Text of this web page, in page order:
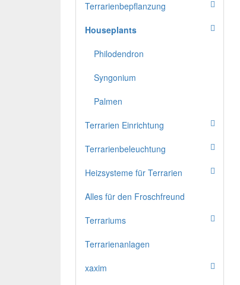
Terrarienbepflanzung
Houseplants
Philodendron
Syngonium
Palmen
Terrarien Einrichtung
Terrarienbeleuchtung
Heizsysteme für Terrarien
Alles für den Froschfreund
Terrariums
Terrarienanlagen
xaxim